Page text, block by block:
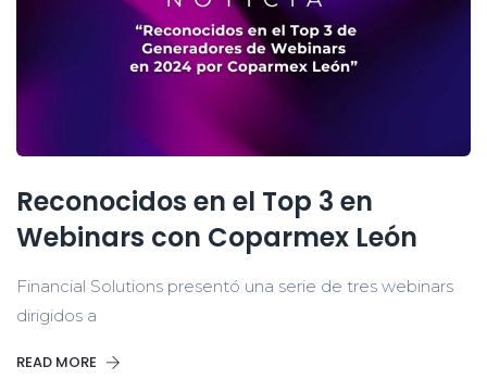
Reconocidos en el Top 3 en
Webinars con Coparmex León
Financial Solutions presentó una serie de tres webinars
dirigidos a
READ MORE